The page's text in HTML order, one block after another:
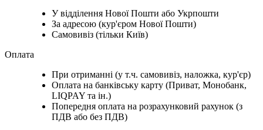
У відділення Нової Пошти або Укрпошти
За адресою (кур'єром Нової Пошти)
Самовивіз (тільки Київ)
Оплата
При отриманні (у т.ч. самовивіз, наложка, кур'єр)
Оплата на банківську карту (Приват, Монобанк,
LIQPAY та ін.)
Попередня оплата на розрахунковий рахунок (з
ПДВ або без ПДВ)